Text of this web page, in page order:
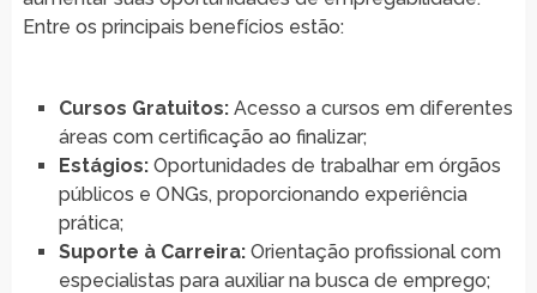
Entre os principais benefícios estão:
Cursos Gratuitos:Acesso a cursos em diferentes
áreas com certificação ao finalizar;
Estágios:Oportunidades de trabalhar em órgãos
públicos e ONGs, proporcionando experiência
prática;
Suporte à Carreira:Orientação profissional com
especialistas para auxiliar na busca de emprego;